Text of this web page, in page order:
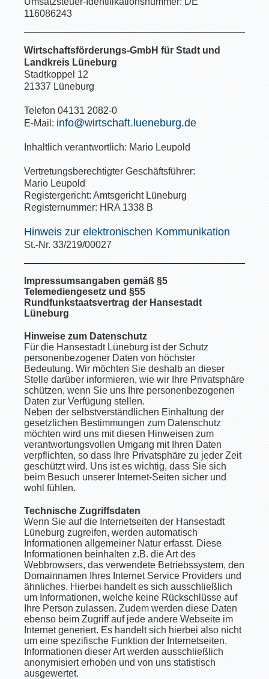
116086243
Wirtschaftsförderungs-GmbH für Stadt und
Landkreis Lüneburg
Stadtkoppel 12
21337 Lüneburg
Telefon 04131 2082-0
E-Mail: info@wirtschaft.lueneburg.de
Inhaltlich verantwortlich: Mario Leupold
Vertretungsberechtigter Geschäftsführer:
Mario Leupold
Registergericht: Amtsgericht Lüneburg
Registernummer: HRA 1338 B
Hinweis zur elektronischen Kommunikation
St.-Nr. 33/219/00027
Impressumsangaben gemäß §5
Telemediengesetz und §55
Rundfunkstaatsvertrag der Hansestadt
Lüneburg
Hinweise zum Datenschutz
Für die Hansestadt Lüneburg ist der Schutz
personenbezogener Daten von höchster
Bedeutung. Wir möchten Sie deshalb an dieser
Stelle darüber informieren, wie wir Ihre Privatsphäre
schützen, wenn Sie uns Ihre personenbezogenen
Daten zur Verfügung stellen.
Neben der selbstverständlichen Einhaltung der
gesetzlichen Bestimmungen zum Datenschutz
möchten wird uns mit diesen Hinweisen zum
verantwortungsvollen Umgang mit Ihren Daten
verpflichten, so dass Ihre Privatsphäre zu jeder Zeit
geschützt wird. Uns ist es wichtig, dass Sie sich
beim Besuch unserer Internet-Seiten sicher und
wohl fühlen.
Technische Zugriffsdaten
Wenn Sie auf die Internetseiten der Hansestadt
Lüneburg zugreifen, werden automatisch
Informationen allgemeiner Natur erfasst. Diese
Informationen beinhalten z.B. die Art des
Webbrowsers, das verwendete Betriebssystem, den
Domainnamen Ihres Internet Service Providers und
ähnliches. Hierbei handelt es sich ausschließlich
um Informationen, welche keine Rückschlüsse auf
Ihre Person zulassen. Zudem werden diese Daten
ebenso beim Zugriff auf jede andere Webseite im
Internet generiert. Es handelt sich hierbei also nicht
um eine spezifische Funktion der Internetseiten.
Informationen dieser Art werden ausschließlich
anonymisiert erhoben und von uns statistisch
ausgewertet.